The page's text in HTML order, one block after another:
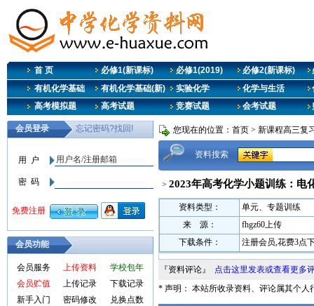
首 页 必修1(新课标) 必修1(2019) 必修2(新课标)
有机化学基础
有机化学基础(新) 实验化学 化学与生活
高考模拟题
高考试题 竞赛试题 会考试题
会员功能
会员服务 上传资料
学校包年
会员贮值
上传记录
下载记录
新手入门
密码修改
兑换点数
您现在的位置： 首页 > 新课程高三复
资料搜索
> 2023年高考化学小题训练：电
资料类型：
单元、专题训练
来 源：
fhgz60上传
下载条件：
注册会员,花费3点
『资料评论』 点击这里发表或查看更多
* 声明： 本站所收录资料、评论属其个人